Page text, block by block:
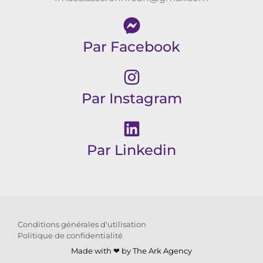
Par Facebook
Par Instagram
Par Linkedin
Conditions générales d'utilisation
Politique de confidentialité
Made with ❤ byThe Ark Agency